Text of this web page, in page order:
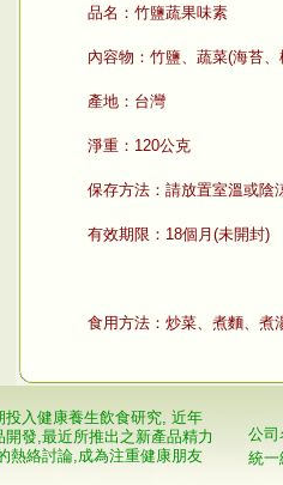
品名：竹鹽蔬果味素
內容物：竹鹽、蔬菜(海苔
產地：台灣
淨重：120公克
保存方法：請放置室溫或陰
有效期限：18個月(未開封)
食用方法：炒菜、煮麵、煮
投入健康養生飲食研究, 近年
發,最近所推出之新產品精力
熱絡討論,成為注重健康朋友
公司
統